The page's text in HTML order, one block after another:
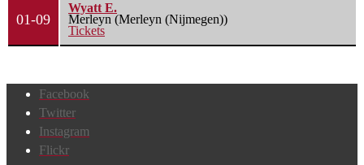
01-09
Wyatt E.
Merleyn (Merleyn (Nijmegen))
Tickets
Facebook
Twitter
Instagram
Flickr